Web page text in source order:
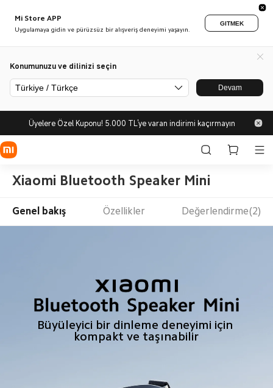
Mi Store APP
Uygulamaya gidin ve pürüzsüz bir alışveriş deneyimi yaşayın.
GITMEK
Konumunuzu ve dilinizi seçin
Türkiye / Türkçe Devam
Üyelere Özel Kuponu! 5.000 TL'ye varan indirimi kaçırmayın
Xiaomi Bluetooth Speaker Mini
Genel bakış Özellikler Değerlendirme(2)
Büyüleyici bir dinleme deneyimi için
kompakt ve taşınabilir